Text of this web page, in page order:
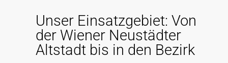
Unser Einsatzgebiet: Von
der Wiener Neustädter
Altstadt bis in den Bezirk